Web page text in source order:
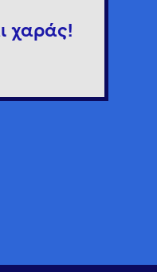
χαράς!